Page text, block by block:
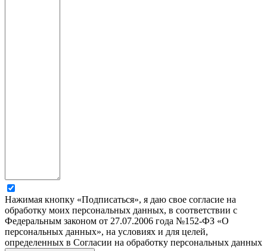
Нажимая кнопку «Подписаться», я даю свое согласие на
обработку моих персональных данных, в соответствии с
Федеральным законом от 27.07.2006 года №152-ФЗ «О
персональных данных», на условиях и для целей,
определенных в Согласии на обработку персональных данных